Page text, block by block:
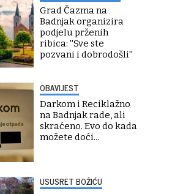
Grad Čazma na
Badnjak organizira
podjelu prženih
ribica: ''Sve ste
pozvani i dobrodošli''
OBAVIJEST
Darkom i Reciklažno
na Badnjak rade, ali
skraćeno. Evo do kada
možete doći...
USUSRET BOŽIĆU